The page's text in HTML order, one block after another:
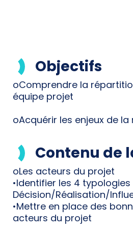
Objectifs
oComprendre la
équipe projet
oAcquérir les enjeux de
Contenu de
oLes acteurs du projet
•Identifier les 4
Décision/Réalisation/
•Mettre en place des
acteurs du projet